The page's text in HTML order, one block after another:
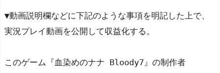
▼動画説明欄などに下記のような事項を明記した上で、
実況プレイ動画を公開して収益化する。
このゲーム『血染めのナナ Bloody7』の制作者